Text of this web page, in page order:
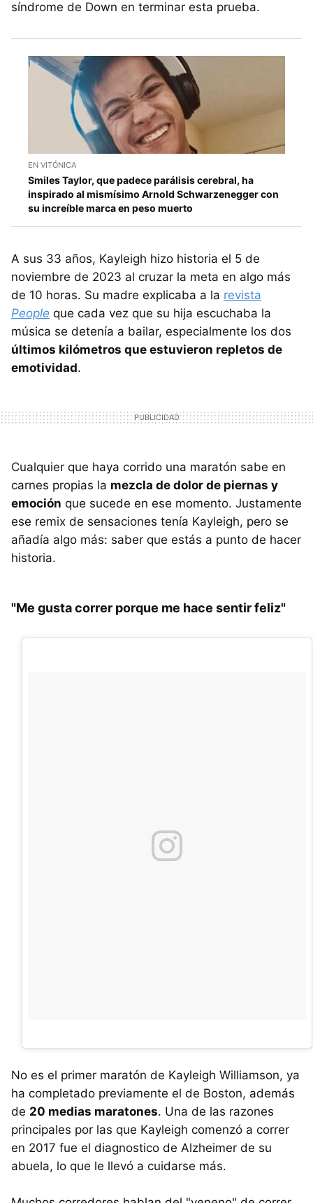
síndrome de Down en terminar esta prueba.
EN VITÓNICA
Smiles Taylor, que padece parálisis cerebral, ha
inspirado al mismísimo Arnold Schwarzenegger con
su increíble marca en peso muerto
A sus 33 años, Kayleigh hizo historia el 5 de
noviembre de 2023 al cruzar la meta en algo más
de 10 horas. Su madre explicaba a la revista
People que cada vez que su hija escuchaba la
música se detenía a bailar, especialmente los dos
últimos kilómetros que estuvieron repletos de
emotividad.
Cualquier que haya corrido una maratón sabe en
carnes propias la mezcla de dolor de piernas y
emoción que sucede en ese momento. Justamente
ese remix de sensaciones tenía Kayleigh, pero se
añadía algo más: saber que estás a punto de hacer
historia.
"Me gusta correr porque me hace sentir feliz"
No es el primer maratón de Kayleigh Williamson, ya
ha completado previamente el de Boston, además
de 20 medias maratones. Una de las razones
principales por las que Kayleigh comenzó a correr
en 2017 fue el diagnostico de Alzheimer de su
abuela, lo que le llevó a cuidarse más.